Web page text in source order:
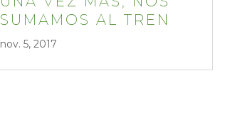
SUMAMOS AL TREN
nov. 5, 2017